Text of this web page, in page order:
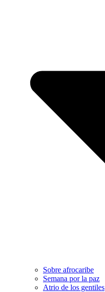
Sobre afrocaribe
Semana por la paz
Atrio de los gentiles